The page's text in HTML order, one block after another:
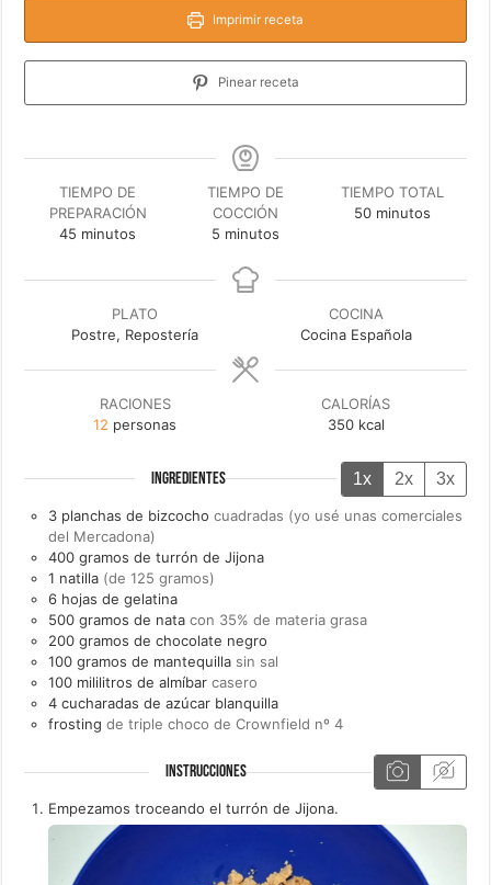
Imprimir receta
Pinear receta
TIEMPO DE
PREPARACIÓN
45 minutos
minutos
TIEMPO DE
COCCIÓN
5minutos
minutos
TIEMPO TOTAL
50minutos
minutos
PLATO
Postre, Repostería
COCINA
Cocina Española
RACIONES
12 personas
CALORÍAS
350 kcal
INGREDIENTES 1x 2x 3x
3 planchas de bizcocho cuadradas (yo usé unas comerciales
del Mercadona)
400 gramos de turrón de Jijona
1 natilla (de 125 gramos)
6 hojas de gelatina
500 gramos de nata con 35% de materia grasa
200 gramos de chocolate negro
100 gramos de mantequilla sin sal
100 mililitros de almíbar casero
4 cucharadas de azúcar blanquilla
frosting de triple choco de Crownfield nº 4
INSTRUCCIONES
Empezamos troceando el turrón de Jijona.